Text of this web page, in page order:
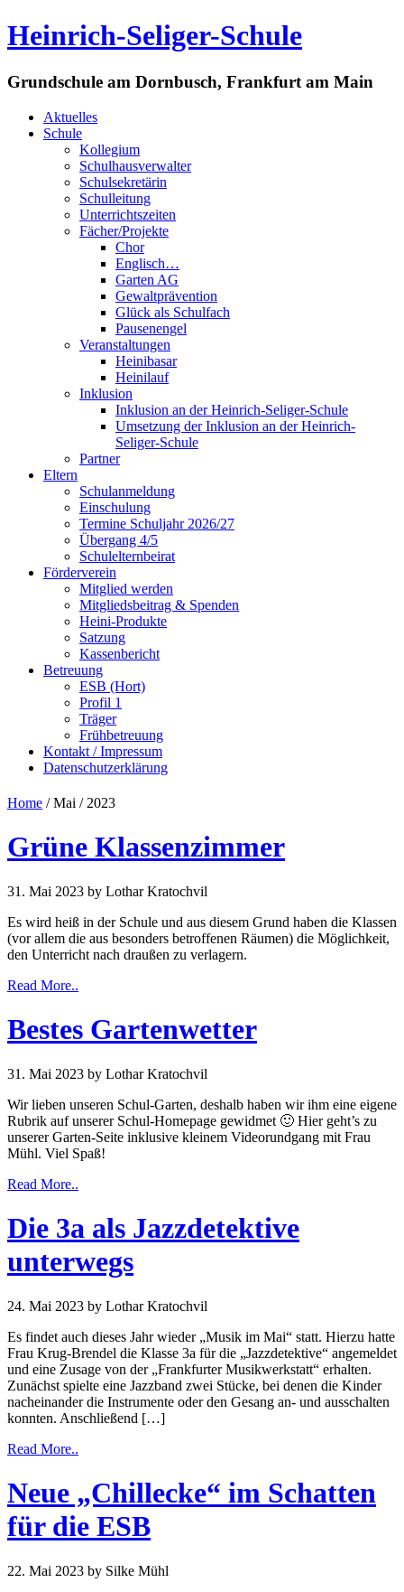
Heinrich-Seliger-Schule
Grundschule am Dornbusch, Frankfurt am Main
Aktuelles
Schule
Kollegium
Schulhausverwalter
Schulsekretärin
Schulleitung
Unterrichtszeiten
Fächer/Projekte
Chor
Englisch…
Garten AG
Gewaltprävention
Glück als Schulfach
Pausenengel
Veranstaltungen
Heinibasar
Heinilauf
Inklusion
Inklusion an der Heinrich-Seliger-Schule
Umsetzung der Inklusion an der Heinrich-
Seliger-Schule
Partner
Eltern
Schulanmeldung
Einschulung
Termine Schuljahr 2026/27
Übergang 4/5
Schulelternbeirat
Förderverein
Mitglied werden
Mitgliedsbeitrag & Spenden
Heini-Produkte
Satzung
Kassenbericht
Betreuung
ESB (Hort)
Profil 1
Träger
Frühbetreuung
Kontakt / Impressum
Datenschutzerklärung
Home / Mai / 2023
Grüne Klassenzimmer
31. Mai 2023 by Lothar Kratochvil
Es wird heiß in der Schule und aus diesem Grund haben die Klassen
(vor allem die aus besonders betroffenen Räumen) die Möglichkeit,
den Unterricht nach draußen zu verlagern.
Read More..
Bestes Gartenwetter
31. Mai 2023 by Lothar Kratochvil
Wir lieben unseren Schul-Garten, deshalb haben wir ihm eine eigene
Rubrik auf unserer Schul-Homepage gewidmet 🙂 Hier geht’s zu
unserer Garten-Seite inklusive kleinem Videorundgang mit Frau
Mühl. Viel Spaß!
Read More..
Die 3a als Jazzdetektive
unterwegs
24. Mai 2023 by Lothar Kratochvil
Es findet auch dieses Jahr wieder „Musik im Mai“ statt. Hierzu hatte
Frau Krug-Brendel die Klasse 3a für die „Jazzdetektive“ angemeldet
und eine Zusage von der „Frankfurter Musikwerkstatt“ erhalten.
Zunächst spielte eine Jazzband zwei Stücke, bei denen die Kinder
nacheinander die Instrumente oder den Gesang an- und ausschalten
konnten. Anschließend […]
Read More..
Neue „Chillecke“ im Schatten
für die ESB
22. Mai 2023 by Silke Mühl